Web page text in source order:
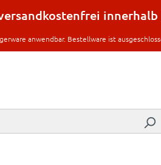
anwendbar. Bestellware ist